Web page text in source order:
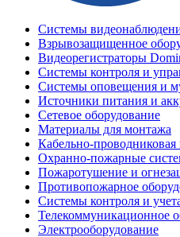
Системы
Взрывозащищенное
Видеорегистраторы
Системы контроля и
Системы оповещения и
Источники питания и
Сетевое оборудование
Материалы для монтажа
Кабельно-
Охранно-пожарные
Пожаротушение и
Противопожарное
Системы контроля и
Телекоммуникационное
Электрооборудование